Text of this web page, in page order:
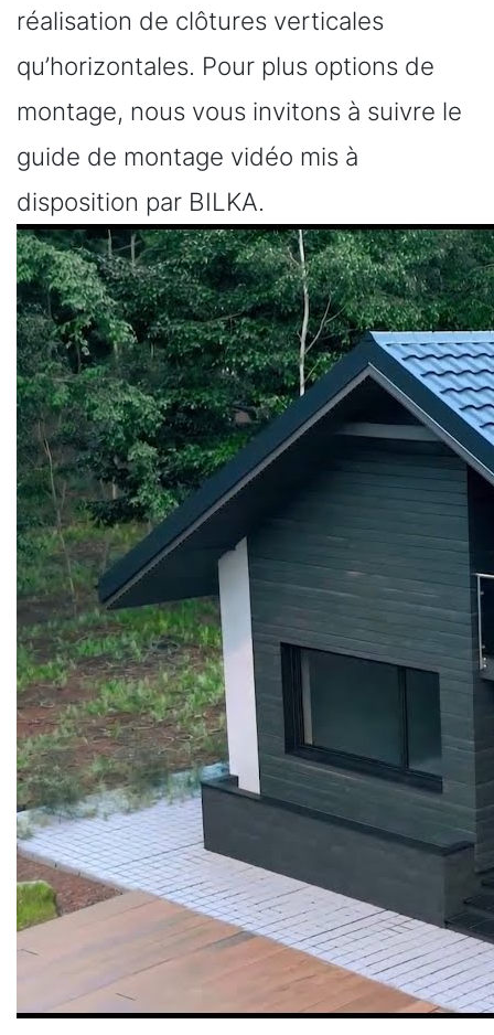
réalisation de clôtures verticales
qu’horizontales. Pour plus options de
montage, nous vous invitons à suivre le
guide de montage vidéo mis à
disposition par BILKA.